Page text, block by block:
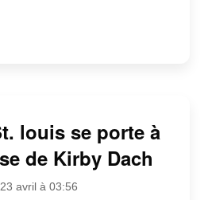
louis se porte à
de Kirby Dach
avril à 03:56